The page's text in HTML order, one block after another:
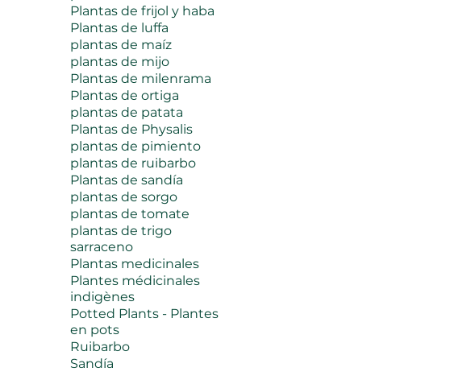
Plantas de frijol y haba
Plantas de luffa
plantas de maíz
plantas de mijo
Plantas de milenrama
Plantas de ortiga
plantas de patata
Plantas de Physalis
plantas de pimiento
plantas de ruibarbo
Plantas de sandía
plantas de sorgo
plantas de tomate
plantas de trigo
sarraceno
Plantas medicinales
Plantes médicinales
indigènes
Potted Plants - Plantes
en pots
Ruibarbo
Sandía